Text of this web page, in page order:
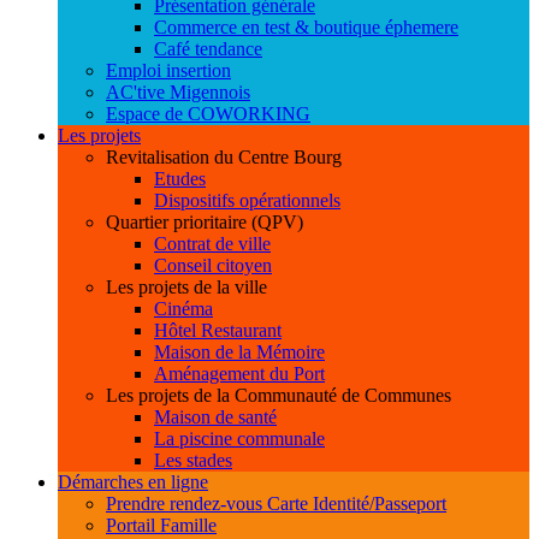
Présentation générale
Commerce en test & boutique éphemere
Café tendance
Emploi insertion
AC'tive Migennois
Espace de COWORKING
Les projets
Revitalisation du Centre Bourg
Etudes
Dispositifs opérationnels
Quartier prioritaire (QPV)
Contrat de ville
Conseil citoyen
Les projets de la ville
Cinéma
Hôtel Restaurant
Maison de la Mémoire
Aménagement du Port
Les projets de la Communauté de Communes
Maison de santé
La piscine communale
Les stades
Démarches en ligne
Prendre rendez-vous Carte Identité/Passeport
Portail Famille